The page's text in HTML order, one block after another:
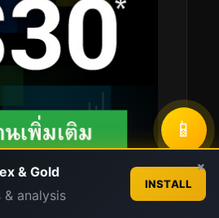
📱
& Gold
analysis
INSTALL
×
us